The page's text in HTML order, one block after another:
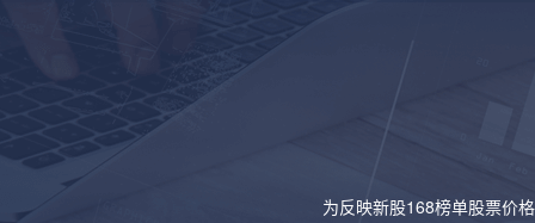
为反映新股168榜单股票价